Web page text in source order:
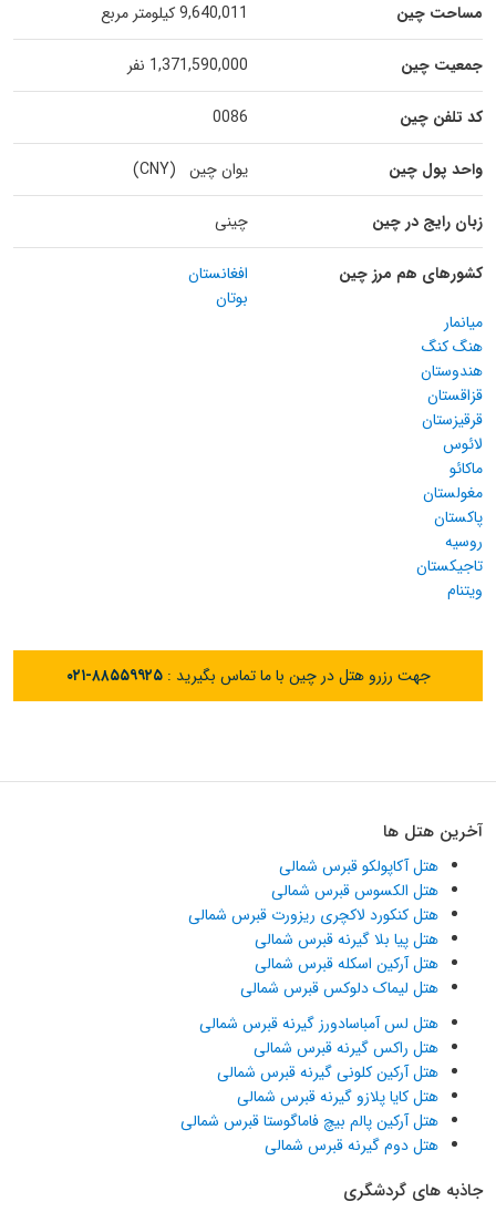
مساحت چین 9,640,011 کیلومتر مربع
جمعیت چین 1,371,590,000 نفر
کد تلفن چین 0086
واحد پول چین یوان چین (CNY)
زبان رایج در چین چینی
کشورهای هم مرز چین
افغانستان
بوتان
میانمار
هنگ کنگ
هندوستان
قزاقستان
قرقیزستان
لائوس
ماکائو
مغولستان
پاکستان
روسیه
تاجیکستان
ویتنام
جهت رزرو هتل در چین با ما تماس بگیرید :۰۲۱-۸۸۵۵۹۹۲۵
آخرین هتل ها
هتل آکاپولکو قبرس شمالی
هتل الکسوس قبرس شمالی
هتل کنکورد لاکچری ریزورت قبرس شمالی
هتل پیا بلا گیرنه قبرس شمالی
هتل آرکین اسکله قبرس شمالی
هتل لیماک دلوکس قبرس شمالی
هتل لس آمباسادورز گیرنه قبرس شمالی
هتل راکس گیرنه قبرس شمالی
هتل آرکین کلونی گیرنه قبرس شمالی
هتل کایا پلازو گیرنه قبرس شمالی
هتل آرکین پالم بیچ فاماگوستا قبرس شمالی
هتل دوم گیرنه قبرس شمالی
جاذبه های گردشگری